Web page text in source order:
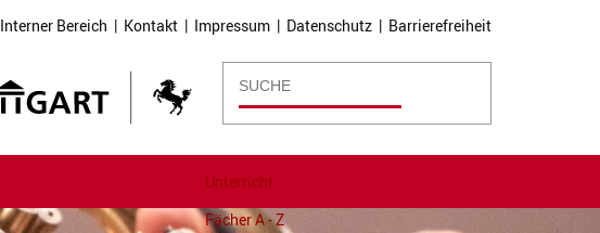
Interner Bereich | Kontakt | Impressum | Datenschutz | Barrierefreiheit
Unterricht
Fächer A - Z